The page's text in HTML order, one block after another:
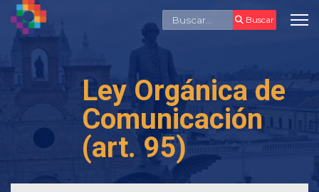
Buscar Buscar
Ley Orgánica de
Comunicación
(art. 95)